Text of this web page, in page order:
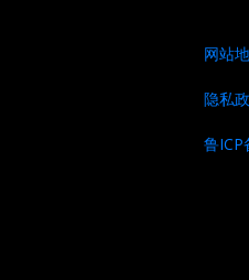
网站
隐私
鲁